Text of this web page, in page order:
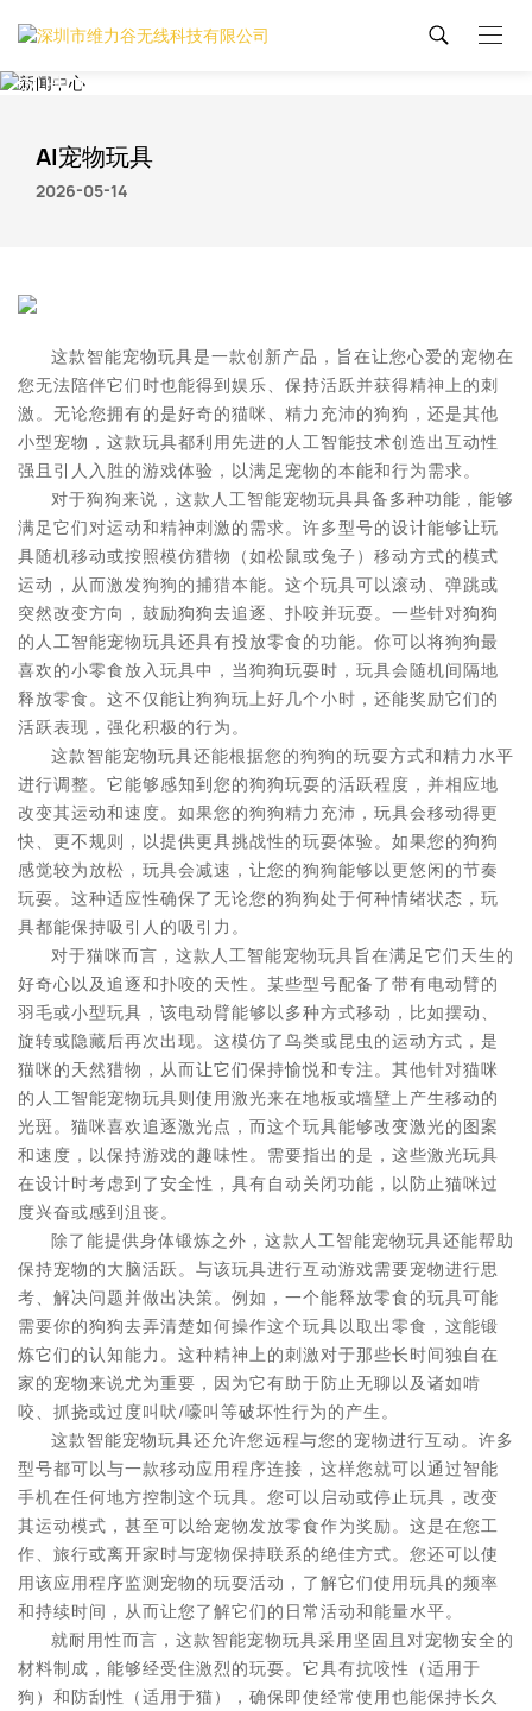
新闻中心
AI宠物玩具
2026-05-14
这款智能宠物玩具是一款创新产品，旨在让您心爱的宠物在
您无法陪伴它们时也能得到娱乐、保持活跃并获得精神上的刺
激。无论您拥有的是好奇的猫咪、精力充沛的狗狗，还是其他
小型宠物，这款玩具都利用先进的人工智能技术创造出互动性
强且引人入胜的游戏体验，以满足宠物的本能和行为需求。
对于狗狗来说，这款人工智能宠物玩具具备多种功能，能够
满足它们对运动和精神刺激的需求。许多型号的设计能够让玩
具随机移动或按照模仿猎物（如松鼠或兔子）移动方式的模式
运动，从而激发狗狗的捕猎本能。这个玩具可以滚动、弹跳或
突然改变方向，鼓励狗狗去追逐、扑咬并玩耍。一些针对狗狗
的人工智能宠物玩具还具有投放零食的功能。你可以将狗狗最
喜欢的小零食放入玩具中，当狗狗玩耍时，玩具会随机间隔地
释放零食。这不仅能让狗狗玩上好几个小时，还能奖励它们的
活跃表现，强化积极的行为。
这款智能宠物玩具还能根据您的狗狗的玩耍方式和精力水平
进行调整。它能够感知到您的狗狗玩耍的活跃程度，并相应地
改变其运动和速度。如果您的狗狗精力充沛，玩具会移动得更
快、更不规则，以提供更具挑战性的玩耍体验。如果您的狗狗
感觉较为放松，玩具会减速，让您的狗狗能够以更悠闲的节奏
玩耍。这种适应性确保了无论您的狗狗处于何种情绪状态，玩
具都能保持吸引人的吸引力。
对于猫咪而言，这款人工智能宠物玩具旨在满足它们天生的
好奇心以及追逐和扑咬的天性。某些型号配备了带有电动臂的
羽毛或小型玩具，该电动臂能够以多种方式移动，比如摆动、
旋转或隐藏后再次出现。这模仿了鸟类或昆虫的运动方式，是
猫咪的天然猎物，从而让它们保持愉悦和专注。其他针对猫咪
的人工智能宠物玩具则使用激光来在地板或墙壁上产生移动的
光斑。猫咪喜欢追逐激光点，而这个玩具能够改变激光的图案
和速度，以保持游戏的趣味性。需要指出的是，这些激光玩具
在设计时考虑到了安全性，具有自动关闭功能，以防止猫咪过
度兴奋或感到沮丧。
除了能提供身体锻炼之外，这款人工智能宠物玩具还能帮助
保持宠物的大脑活跃。与该玩具进行互动游戏需要宠物进行思
考、解决问题并做出决策。例如，一个能释放零食的玩具可能
需要你的狗狗去弄清楚如何操作这个玩具以取出零食，这能锻
炼它们的认知能力。这种精神上的刺激对于那些长时间独自在
家的宠物来说尤为重要，因为它有助于防止无聊以及诸如啃
咬、抓挠或过度叫吠/嚎叫等破坏性行为的产生。
这款智能宠物玩具还允许您远程与您的宠物进行互动。许多
型号都可以与一款移动应用程序连接，这样您就可以通过智能
手机在任何地方控制这个玩具。您可以启动或停止玩具，改变
其运动模式，甚至可以给宠物发放零食作为奖励。这是在您工
作、旅行或离开家时与宠物保持联系的绝佳方式。您还可以使
用该应用程序监测宠物的玩耍活动，了解它们使用玩具的频率
和持续时间，从而让您了解它们的日常活动和能量水平。
就耐用性而言，这款智能宠物玩具采用坚固且对宠物安全的
材料制成，能够经受住激烈的玩耍。它具有抗咬性（适用于
狗）和防刮性（适用于猫），确保即使经常使用也能保持长久